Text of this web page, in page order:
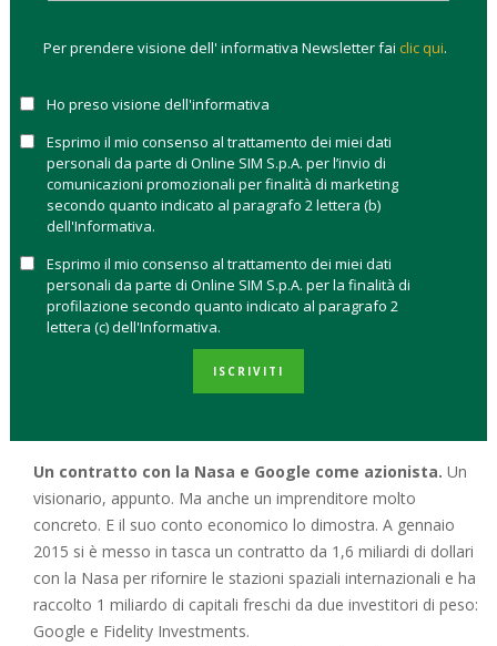
americano e di casa a Los Angeles, secondo la classifica di
fortuna valutata in 11,7 miliardi dollari (dati aggiornati a marzo
La sfida oltre la Terra.Il denaro però è l’ultima cosa per cui
Musk si fa ricordare. E’ molto più conosciuto per essere un
visionario, un genio nel suo genere. La sua impresa più nota è
fondato nel 2002 con l’obiettivo di rivoluzionare la tecnologia
dei viaggi nello spazio “fino a rendere possibile la vita degli
uomini su altri pianeti”. Letteralmente. E chi lo conosce bene
sa che non è una battuta. La prova è che Musk, da accanito
fruitore di Twitter dove è seguito da 1,8 milioni di utenti, si sta
Un contratto con la Nasa e Google come azionista. Un
visionario, appunto. Ma anche un imprenditore molto
concreto. E il suo conto economico lo dimostra. A gennaio
2015 si è messo in tasca un contratto da 1,6 miliardi di dollari
con la Nasa per rifornire le stazioni spaziali internazionali e ha
raccolto 1 miliardo di capitali freschi da due investitori di peso:
Google e Fidelity Investments.
Per prendere visione dell' informativa Newsletter fai clic qui.
Ho preso visione dell'informativa
Esprimo il mio consenso al trattamento dei miei dati
personali da parte di Online SIM S.p.A. per l’invio di
comunicazioni promozionali per finalità di marketing
secondo quanto indicato al paragrafo 2 lettera (b)
dell'Informativa.
Esprimo il mio consenso al trattamento dei miei dati
personali da parte di Online SIM S.p.A. per la finalità di
profilazione secondo quanto indicato al paragrafo 2
lettera (c) dell'Informativa.
ISCRIVITI